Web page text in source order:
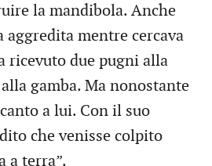
la mandibola. Anche
aggredita mentre cercava
ricevuto due pugni alla
gamba. Ma nonostante
a lui. Con il suo
che venisse colpito
a terra”.